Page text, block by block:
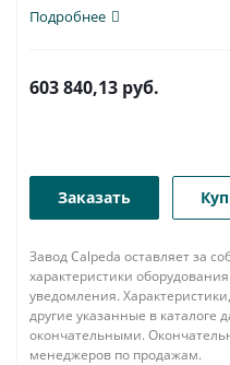
универсальностью...
Подробнее
603 840,13 руб.
Заказать
Завод Calpeda оставляет за
характеристики
уведомления.
другие указанные в каталоге
окончательными.
менеджеров по продажам.